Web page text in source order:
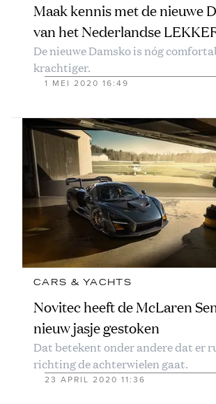
Maak kennis met de nieuwe
van het Nederlandse
De nieuwe Damsko is nóg
krachtiger.
1 MEI 2020 16:49
CARS & YACHTS
Novitec heeft de McLaren
nieuw jasje gestoken
Dat betekent onder andere dat er
richting de achterwielen gaat.
23 APRIL 2020 11:36